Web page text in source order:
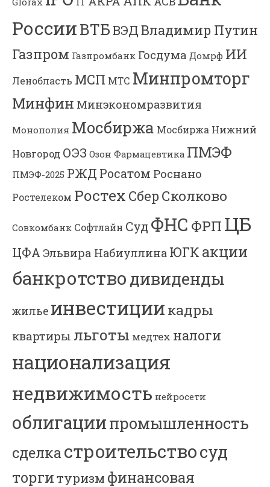
РоссииВТБВЭДВладимир Путин
Газпром Газпромбанк Госдума Домрф ИИ
Ленобласть МСП МТС Минпромторг
Минфин Минэкономразвития
Монополия Мосбиржа Мосбиржа Нижний
Новгород ОЭЗ Озон Фармацевтика ПМЭФ
ПМЭФ-2025 РЖД Росатом Роснано
Ростелеком Ростех Сбер Сколково
Совкомбанк Софтлайн Суд ФНС ФРП ЦБ
ЦФА Эльвира Набиуллина ЮГК акции
банкротство дивиденды
жилье инвестиции кадры
квартиры льготы медтех налоги
национализация
недвижимость нейросети
облигациипромышленность
сделкастроительствосуд
торгитуризм финансовая